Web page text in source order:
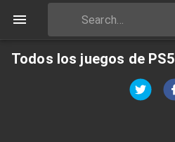
Todos los juegos de PS5